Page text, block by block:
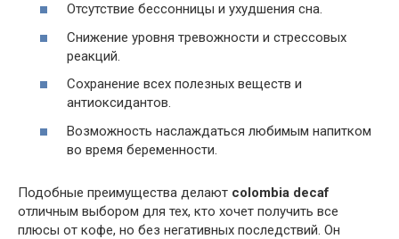
Отсутствие бессонницы и ухудшения сна.
Снижение уровня тревожности и стрессовых
реакций.
Сохранение всех полезных веществ и
антиоксидантов.
Возможность наслаждаться любимым напитком
во время беременности.
Подобные преимущества делают colombia decaf
отличным выбором для тех, кто хочет получить все
плюсы от кофе, но без негативных последствий. Он